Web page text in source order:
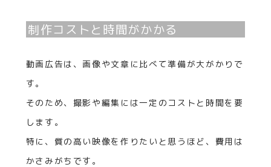
制作コストと時間がかかる
動画広告は、画像や文章に比べて準備が大がかりで
す。
そのため、撮影や編集には一定のコストと時間を要
します。
特に、質の高い映像を作りたいと思うほど、費用は
かさみがちです。